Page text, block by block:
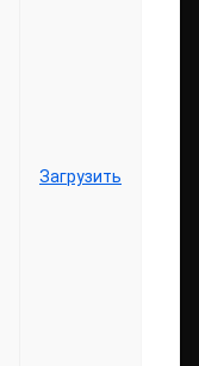
Загрузить